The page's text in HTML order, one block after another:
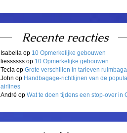
Recente reacties
Isabella op 10 Opmerkelijke gebouwen
liessssss op 10 Opmerkelijke gebouwen
Tecla op Grote verschillen in tarieven
John op Handbagage-richtlijnen van de
airlines
André op Wat te doen tijdens een stop-over in